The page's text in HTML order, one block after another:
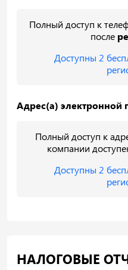
Полный доступ к
после
Доступны 2
Адрес(а) электронной
Полный доступ к
компании
Доступны 2
НАЛОГОВЫЕ